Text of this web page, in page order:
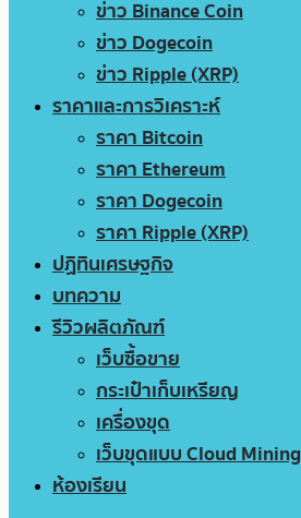
ข่าว Binance Coin
ข่าว Dogecoin
ข่าว Ripple (XRP)
ราคาและการวิเคราะห์
ราคา Bitcoin
ราคา Ethereum
ราคา Dogecoin
ราคา Ripple (XRP)
ปฏิทินเศรษฐกิจ
บทความ
รีวิวผลิตภัณฑ์
เว็บซื้อขาย
กระเป๋าเก็บเหรียญ
เครื่องขุด
เว็บขุดแบบ Cloud Mining
ห้องเรียน